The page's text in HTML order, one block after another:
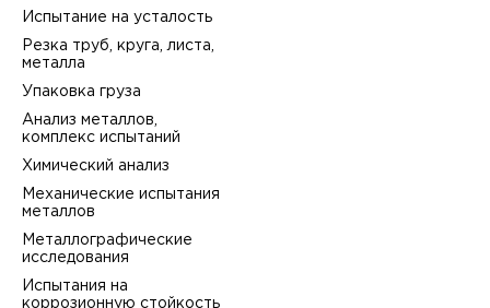
Испытание на усталость
Резка труб, круга, листа,
металла
Упаковка груза
Анализ металлов,
комплекс испытаний
Химический анализ
Механические испытания
металлов
Металлографические
исследования
Испытания на
коррозионную стойкость